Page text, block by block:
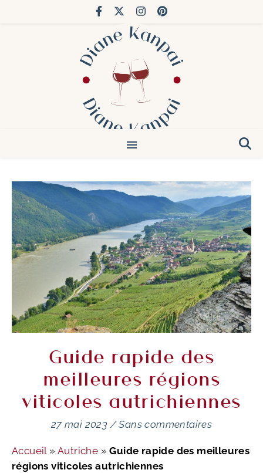
Guide rapide des
meilleures régions
viticoles autrichiennes
27 mai 2023 / Sans commentaires
Accueil »Autriche »Guide rapide des meilleures
régions viticoles autrichiennes